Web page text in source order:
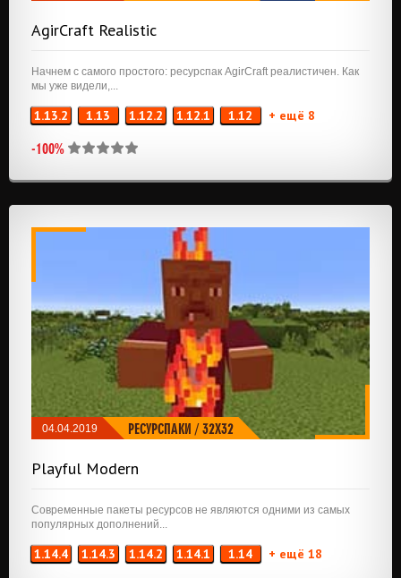
AgirCraft Realistic
Начнем с самого простого: ресурспак AgirCraft реалистичен. Как
мы уже видели,...
1.13.2 1.13 1.12.2 1.12.1 1.12 + ещё 8
-100%
04.04.2019 РЕСУРСПАКИ /32X32
Playful Modern
Современные пакеты ресурсов не являются одними из самых
популярных дополнений...
1.14.4 1.14.3 1.14.2 1.14.1 1.14 + ещё 18